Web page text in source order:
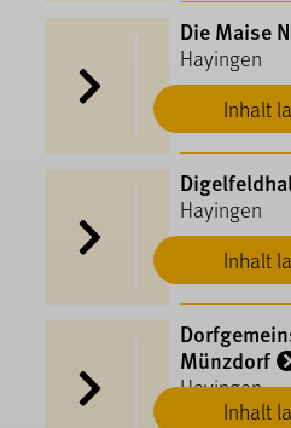
Inhalt
Die Maise
Hayingen
Inhalt
Hayingen
Inhalt
Münzdorf
Hayingen